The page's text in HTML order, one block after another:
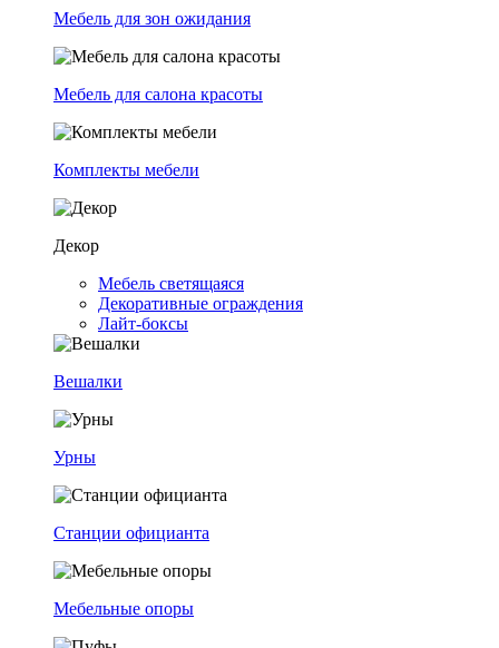
Мебель для зон ожидания
Мебель для салона красоты
Комплекты мебели
Декор
Мебель светящаяся
Декоративные ограждения
Лайт-боксы
Вешалки
Урны
Станции официанта
Мебельные опоры